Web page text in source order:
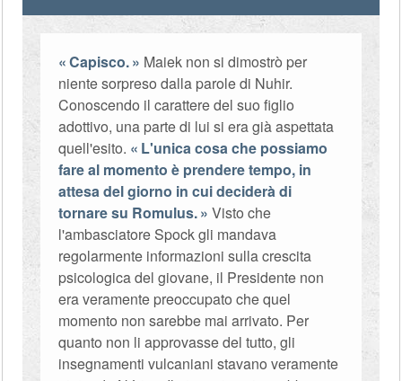
Capisco.
Maiek non si dimostrò per
niente sorpreso dalla parole di Nuhir.
Conoscendo il carattere del suo figlio
adottivo, una parte di lui si era già aspettata
quell'esito.
L'unica cosa che possiamo
fare al momento è prendere tempo, in
attesa del giorno in cui deciderà di
tornare su Romulus.
Visto che
l'ambasciatore Spock gli mandava
regolarmente informazioni sulla crescita
psicologica del giovane, il Presidente non
era veramente preoccupato che quel
momento non sarebbe mai arrivato. Per
quanto non li approvasse del tutto, gli
insegnamenti vulcaniani stavano veramente